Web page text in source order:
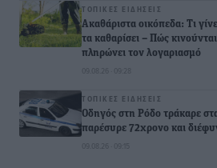
ΤΟΠΙΚΈΣ ΕΙΔΉΣΕΙΣ
Ακαθάριστα οικόπεδα: Τι
τα καθαρίσει – Πώς
πληρώνει τον λογαριασμό
09.08.26 · 09:28
ΤΟΠΙΚΈΣ ΕΙΔΉΣΕΙΣ
Οδηγός στη Ρόδο τράκαρε
παρέσυρε 72χρονο και
09.08.26 · 09:15